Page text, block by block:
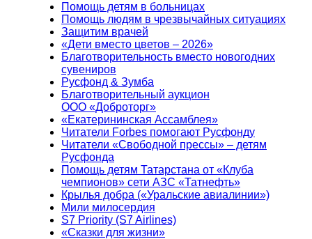
Помощь детям в больницах
Помощь людям в чрезвычайных ситуациях
Защитим врачей
«Дети вместо цветов – 2026»
Благотворительность вместо новогодних
сувениров
Русфонд & Зумба
Благотворительный аукцион
ООО «Доброторг»
«Екатерининская Ассамблея»
Читатели Forbes помогают Русфонду
Читатели «Свободной прессы» – детям
Русфонда
Помощь детям Татарстана от «Клуба
чемпионов» сети АЗС «Татнефть»
Крылья добра («Уральские авиалинии»)
Мили милосердия
S7 Priority (S7 Airlines)
«Сказки для жизни»